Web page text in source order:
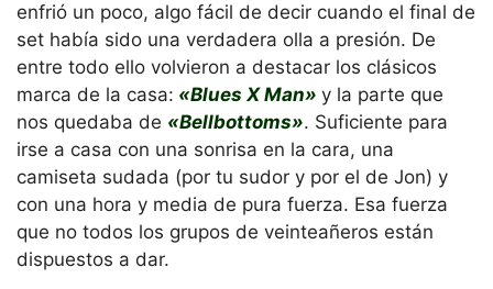
enfrió un poco, algo fácil de decir cuando el final de
set había sido una verdadera olla a presión. De
entre todo ello volvieron a destacar los clásicos
marca de la casa: «Blues X Man» y la parte que
nos quedaba de «Bellbottoms». Suficiente para
irse a casa con una sonrisa en la cara, una
camiseta sudada (por tu sudor y por el de Jon) y
con una hora y media de pura fuerza. Esa fuerza
que no todos los grupos de veinteañeros están
dispuestos a dar.